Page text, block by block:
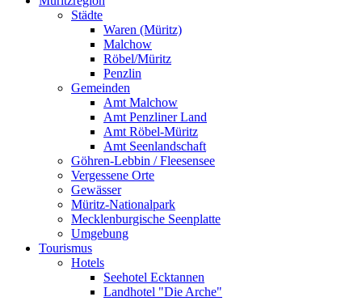
Städte
Waren (Müritz)
Malchow
Röbel/Müritz
Penzlin
Gemeinden
Amt Malchow
Amt Penzliner Land
Amt Röbel-Müritz
Amt Seenlandschaft
Göhren-Lebbin / Fleesensee
Vergessene Orte
Gewässer
Müritz-Nationalpark
Mecklenburgische Seenplatte
Umgebung
Tourismus
Hotels
Seehotel Ecktannen
Landhotel "Die Arche"